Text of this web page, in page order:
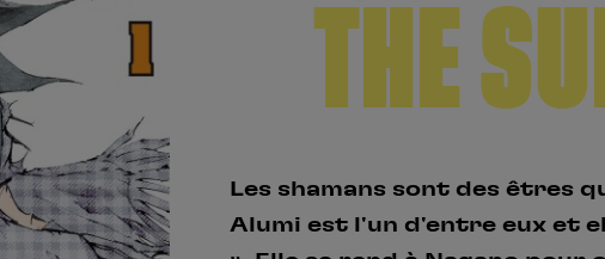
THE
Les shamans sont des êtres
Alumi est l'un d'entre eux et